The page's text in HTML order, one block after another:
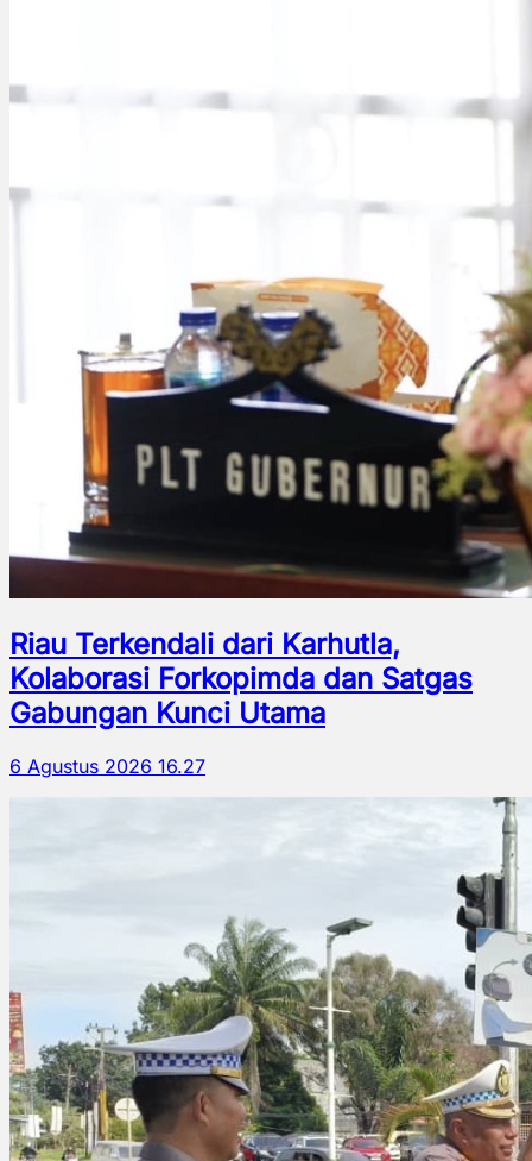
Riau Terkendali dari Karhutla,
Kolaborasi Forkopimda dan Satgas
Gabungan Kunci Utama
6 Agustus 2026 16.27